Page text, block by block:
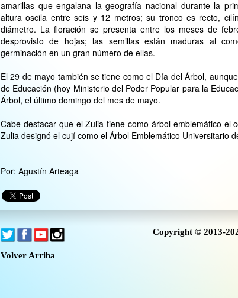
amarillas que engalana la geografía nacional durante la
altura oscila entre seis y 12 metros; su tronco es recto,
diámetro. La floración se presenta entre los meses de
desprovisto de hojas; las semillas están maduras al
germinación en un gran número de ellas.
El 29 de mayo también se tiene como el Día del Árbol,
de Educación (hoy Ministerio del Poder Popular para la
Árbol, el último domingo del mes de mayo.
Cabe destacar que el Zulia tiene como árbol emblemático el
Zulia designó el cují como el Árbol Emblemático Universitario
Por: Agustín Arteaga
Copyright © 2013-
Volver Arriba